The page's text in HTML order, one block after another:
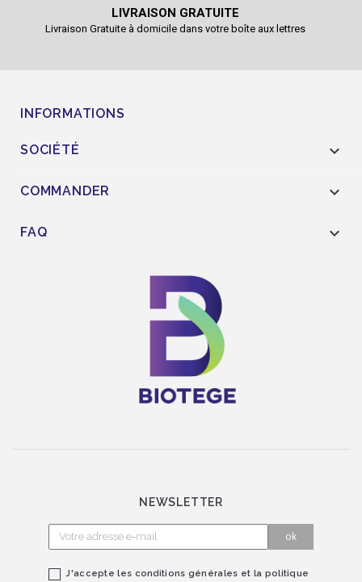
LIVRAISON GRATUITE
Livraison Gratuite à domicile dans votre boîte aux lettres
INFORMATIONS
SOCIÉTÉ 
COMMANDER 
FAQ 
NEWSLETTER
J'accepte les conditions générales et la politique